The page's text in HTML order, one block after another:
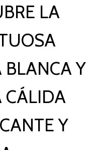
LA
BLANCA Y
CÁLIDA
Y